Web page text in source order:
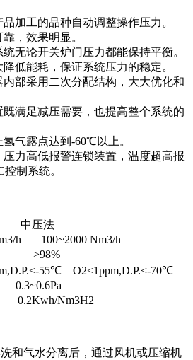
加工的品种自动调整操作压力。
，效果明显。
无论开关炉门压力都能保持平衡。
低能耗，保证系统压力的稳定。
部采用二次分配结构，大大优化和
满足减压需要，也提高整个系统的
气露点达到-60℃以上。
力高低报警连锁装置，温度超高报
制系统。
中压法
h 100~2000 Nm3/h
>98%
55℃ O2<1ppm,D.P.<-70℃
0.2Kwh/Nm3H2
和气水分离后，通过风机或压缩机